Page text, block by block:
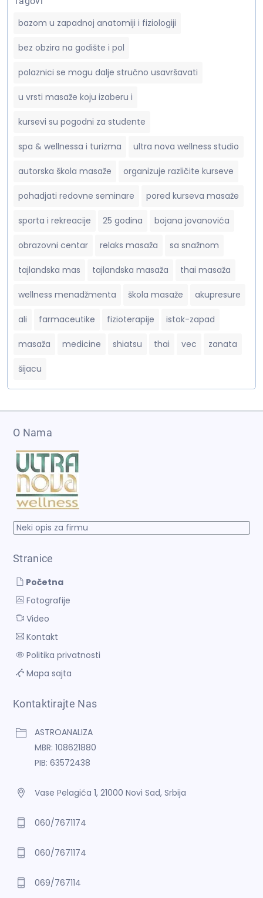
DETALJNO O ASPEKTIMA
SINASTRIJA
Astrološka Filozofija
...
GRUPNI KURS ASTROLOGIJE
POREKLO ASTROLOGIJE
MESOPOTAMSKA ASTROLOGIJA
bazom u zapadnoj anatomiji i fiziologiji
bez obzira na godište i pol
polaznici se mogu dalje stručno usavršavati
u vrsti masaže koju izaberu i
kursevi su pogodni za studente
spa & wellnessa i turizma ultra nova wellness studio
autorska škola masaže organizuje različite kurseve
pohadjati redovne seminare pored kurseva masaže
sporta i rekreacije 25 godina bojana jovanovića
obrazovni centar relaks masaža sa snažnom
tajlandska mas tajlandska masaža thai masaža
wellness menadžmenta škola masaže akupresure
ali farmaceutike fizioterapije istok-zapad
masaža medicine shiatsu thai vec zanata
šijacu
O Nama
Neki opis za firmu
Stranice
Početna
Fotografije
Video
Kontakt
Politika privatnosti
Mapa sajta
Kontaktirajte Nas
ASTROANALIZA
MBR: 108621880
PIB: 63572438
Vase Pelagića 1, 21000 Novi Sad, Srbija
060/7671174
060/7671174
069/767114